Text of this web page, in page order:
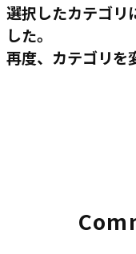
選択したカテゴリ
した。
再度、カテゴリを